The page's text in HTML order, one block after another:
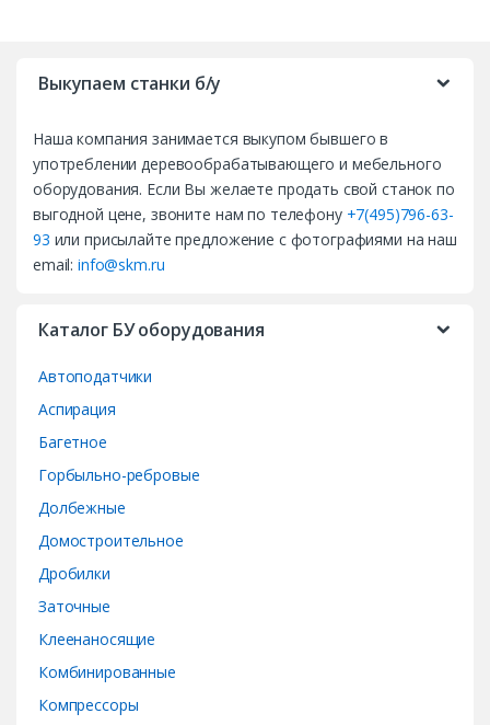
Выкупаем станки б/у
Наша компания занимается выкупом бывшего в
употреблении деревообрабатывающего и мебельного
оборудования. Если Вы желаете продать свой станок по
выгодной цене, звоните нам по телефону +7(495)796-63-
93 или присылайте предложение с фотографиями на наш
email:info@skm.ru
Каталог БУ оборудования
Автоподатчики
Аспирация
Багетное
Горбыльно-ребровые
Долбежные
Домостроительное
Дробилки
Заточные
Клеенаносящие
Комбинированные
Компрессоры